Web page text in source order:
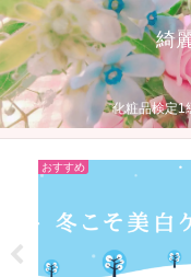
綺
化粧品検定1
おすすめ